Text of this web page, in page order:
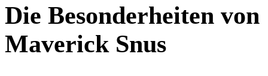
Die Besonderheiten von
Maverick Snus